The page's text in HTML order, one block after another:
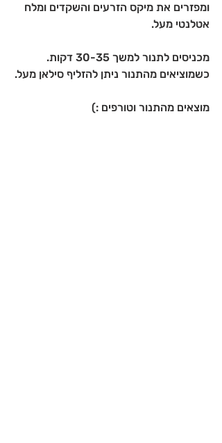
ומפזרים את מיקס הזרעים והשקדים ומלח
אטלנטי מעל.
מכניסים לתנור למשך 30-35 דקות.
כשמוציאים מהתנור ניתן להזליף סילאן מעל.
מוצאים מהתנור וטורפים :)